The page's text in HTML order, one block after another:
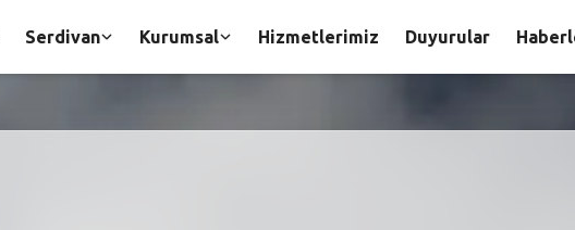
Serdivan Kurumsal Hizmetlerimiz Duyurular